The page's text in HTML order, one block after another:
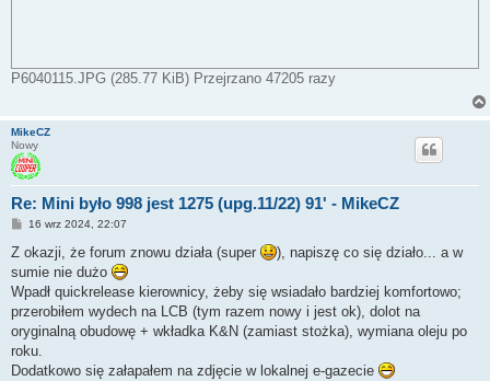
P6040115.JPG (285.77 KiB) Przejrzano 47205 razy
MikeCZ
Nowy
Re: Mini było 998 jest 1275 (upg.11/22) 91' - MikeCZ
P
s
16 wrz 2024, 22:07
Z okazji, że forum znowu działa (super
), napiszę co się działo... a w
sumie nie dużo
Wpadł quickrelease kierownicy, żeby się wsiadało bardziej komfortowo;
przerobiłem wydech na LCB (tym razem nowy i jest ok), dolot na
oryginalną obudowę + wkładka K&N (zamiast stożka), wymiana oleju po
roku.
Dodatkowo się załapałem na zdjęcie w lokalnej e-gazecie